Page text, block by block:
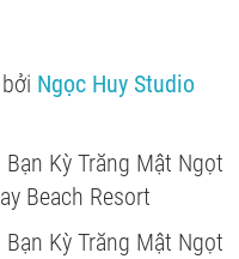
Ngọc Huy Studio